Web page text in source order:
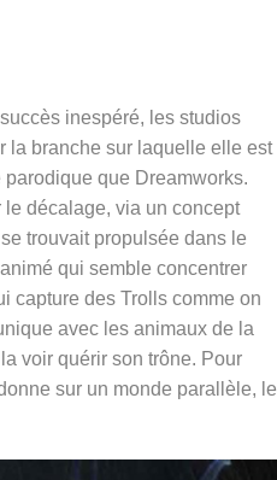
inespéré, les studios
la branche sur laquelle elle est
que Dreamworks.
décalage, via un concept
trouvait propulsée dans le
qui semble concentrer
capture des Trolls comme on
avec les animaux de la
voir quérir son trône. Pour
sur un monde parallèle, le